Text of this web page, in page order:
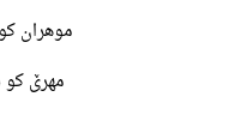
موهران
مهرێ کو